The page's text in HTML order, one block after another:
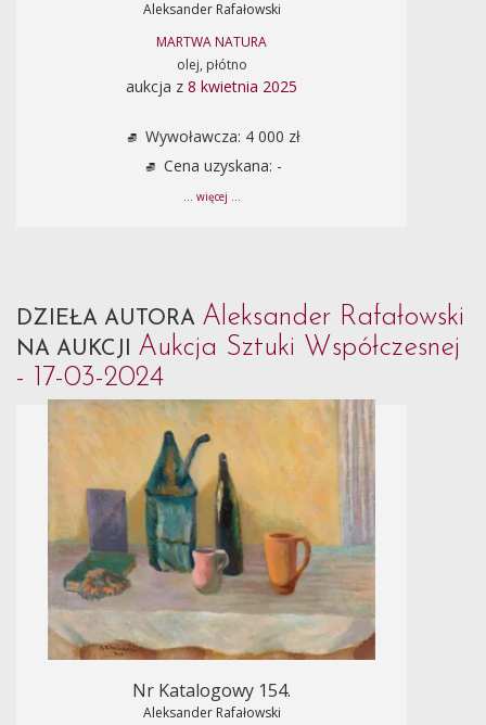
Aleksander Rafałowski
MARTWA NATURA
olej, płótno
aukcja z 8 kwietnia 2025
Wywoławcza: 4 000 zł
Cena uzyskana: -
... więcej ...
DZIEŁA AUTORA Aleksander Rafałowski
NA AUKCJI Aukcja Sztuki Współczesnej
- 17-03-2024
Nr Katalogowy 154.
Aleksander Rafałowski